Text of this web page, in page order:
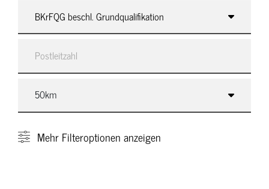
BKrFQG beschl. Grundqualifikation
Mehr Filteroptionen anzeigen